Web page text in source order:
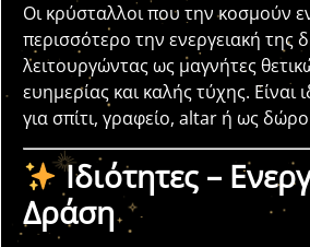
Οι κρύσταλλοι που την κοσμούν
περισσότερο την ενεργειακή της
λειτουργώντας ως μαγνήτες
ευημερίας και καλής τύχης. Είναι
για σπίτι, γραφείο, altar ή ως
Ιδιότητες –
Δράση